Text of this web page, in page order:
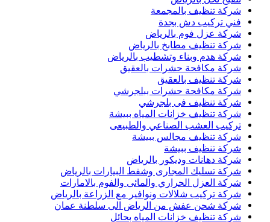
شركة تنظيف بالمجمعة
فني تركيب دش بجدة
شركة عزل فوم بالرياض
شركة تنظيف مطابخ بالرياض
شركة هدم وبناء وتشطيب بالرياض
شركة مكافحة حشرات بالعقيق
شركة تنظيف بالعقيق
شركة مكافحة حشرات ببلجرشي
شركة تنظيف فى بلجرشي
شركة تنظيف خزانات المياه ببيشة
تركيب العشب الصناعي والطبيعى
شركة تنظيف مجالس ببيشة
شركة تنظيف ببيشة
شركة دهانات وديكور بالرياض
شركة تسليك المجارى وشفط البيارات بالرياض
شركة العزل الحراري والمائى والفوم بالامارات
شركة تركيب شلالات ونوافير مع الزراعة بالرياض
شركة شحن عفش من الرياض الى سلطنة عمان
شركة تنظيف خزانات المياه بحائل